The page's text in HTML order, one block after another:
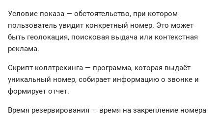
Условие показа — обстоятельство, при котором
пользователь увидит конкретный номер. Это может
быть геолокация, поисковая выдача или контекстная
реклама.
Скрипт коллтрекинга — программа, которая выдаёт
уникальный номер, собирает информацию о звонке и
формирует отчет.
Время резервирования — время на закрепление номера